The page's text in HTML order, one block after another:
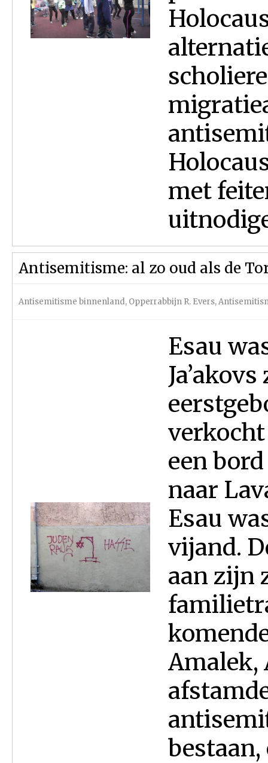
met
Antisemitisme: al zo oud als de
Antisemitisme binnenland, Opperrabbijn R. Evers,
Esau
een
naar
Esau
vijand.
aan zijn
Amalek,